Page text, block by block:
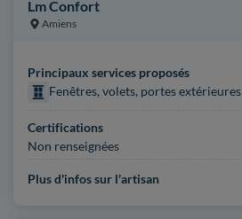
Lm Confort
Amiens
Principaux services proposés
Fenêtres, volets, portes extérieures
Certifications
Non renseignées
Plus d'infos sur l'artisan